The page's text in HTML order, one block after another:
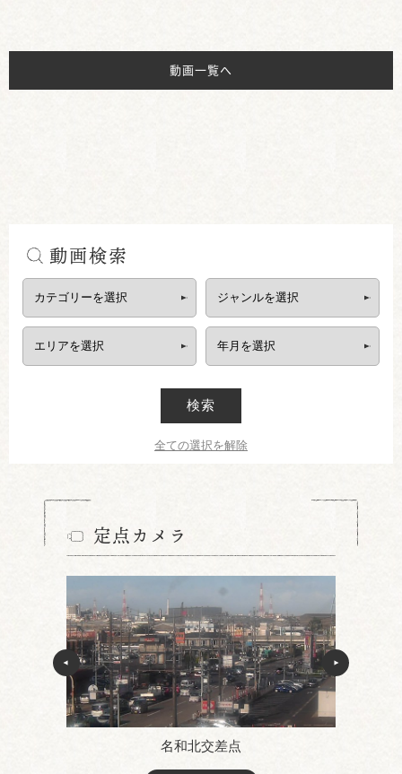
動画一覧へ
動画検索
検索
全ての選択を解除
定点カメラ
名和北交差点